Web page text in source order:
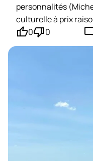
personnalités
culturelle à prix
thumb_up'0thumb_down'0